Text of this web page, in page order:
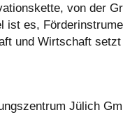
von der
es,
und Wirtschaft setzt
Jülich